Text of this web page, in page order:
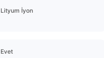
Lityum İyon
Evet